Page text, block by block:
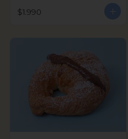
$1.990